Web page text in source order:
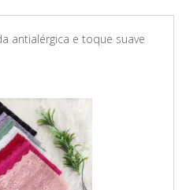
antialérgica e toque suave